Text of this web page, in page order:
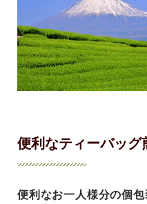
便利なティーバッグ
便利なお一人様分の個